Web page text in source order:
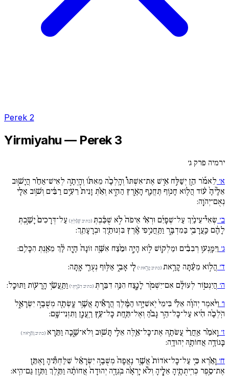
Perek 2
Yirmiyahu — Perek 3
ירמיה פרק ג׳
א׳ לֵאמֹ֡ר הֵ֣ן יְשַׁלַּ֣ח אִ֣ישׁ אֶת־אִשְׁתּוֹ֩ וְהָֽלְכָ֨ה מֵאִתּ֜וֹ וְהָֽיְתָ֣ה לְאִישׁ־אַחֵ֗ר הֲיָשׁ֚וּב
אֵלֶ֙יהָ֙ ע֔וֹד הֲל֛וֹא חָנ֥וֹף תֶּחֱנַ֖ף הָאָ֣רֶץ הַהִ֑יא וְאַ֗תְּ זָנִית֙ רֵעִ֣ים רַבִּ֔ים וְשׁ֥וֹב אֵלַ֖י
נְאֻם־יְהֹוָֽה:
ב׳ שְׂאִי֩־עֵינַ֨יִךְ עַל־שְׁפָיִ֜ם וּרְאִ֗י אֵיפֹה֙ לֹ֣א שֻׁכַּ֔בְתְּ (כתיב שֻׁגַּ֔לְתְּ) עַל־דְּרָכִים֙ יָשַׁ֣בְתְּ
לָהֶ֔ם כַּֽעֲרָבִ֖י בַּמִדְבָּ֑ר וַתַּֽחֲנִ֣יפִי אֶ֔רֶץ בִּזְנוּתַ֖יִךְ וּבְרָעָתֵֽךְ:
ג׳ וַיִּמָּֽנְע֣וּ רְבִבִ֔ים וּמַלְק֖וֹשׁ ל֣וֹא הָיָ֑ה וּמֵ֨צַח אִשָּׁ֚ה זוֹנָה֙ הָ֣יָה לָ֔ךְ מֵאַ֖נְתְּ הִכָּלֵֽם:
ד׳ הֲל֣וֹא מֵעַ֔תָּה קָרָ֥את (כתיב קָרָ֥אתי) לִ֖י אָבִ֑י אַלּ֥וּף נְעֻרַ֖י אָֽתָּה:
ה׳ הֲיִנְט֣וֹר לְעוֹלָ֔ם אִם־יִשְׁמֹ֖ר לָנֶ֑צַח הִנֵּ֥ה דִבַּ֛רְתְּ (כתיב דִבַּ֛רְתְּי) וַתַּֽעֲשִׂ֥י הָֽרָע֖וֹת וַתּוּכָֽל:
ו׳ וַיֹּ֨אמֶר יְהֹוָ֜ה אֵלַ֗י בִּימֵי֙ יֹֽאשִׁיָּ֣הוּ הַמֶּ֔לֶךְ הֲרָאִ֕יתָ אֲשֶׁ֥ר עָֽשְׂתָ֖ה מְשֻׁבָ֣ה יִשְׂרָאֵ֑ל
הֹֽלְכָ֨ה הִ֜יא עַל־כָּל־הַ֣ר גָּבֹ֗הַּ וְאֶל־תַּ֛חַת כָּל־עֵ֥ץ רַֽעֲנָ֖ן וַתִּזְנִי־שָֽׁם:
ז׳ וָֽאֹמַ֗ר אַֽחֲרֵ֨י עֲשֹׂתָ֧הּ אֶת־כָּל־אֵ֛לֶּה אֵלַ֥י תָּשׁ֖וּב וְלֹא־שָׁ֑בָה וַתֵּ֛רֶא (כתיב וַתֵּ֛רֶאה)
בָּגוֹדָ֥ה אֲחוֹתָ֖הּ יְהוּדָֽה:
ח׳ וָאֵ֗רֶא כִּ֚י עַל־כָּל־אֹדוֹת֙ אֲשֶׁ֚ר נִֽאֲפָה֙ מְשֻׁבָ֣ה יִשְׂרָאֵ֔ל שִׁלַּחְתִּ֕יהָ וָאֶתֵּ֛ן
אֶת־סֵ֥פֶר כְּרִֽיתֻתֶ֖יהָ אֵלֶ֑יהָ וְלֹ֨א יָֽרְאָ֜ה בֹּֽגֵדָ֚ה יְהוּדָה֙ אֲחוֹתָ֔הּ וַתֵּ֖לֶךְ וַתִּ֥זֶן גַּם־הִֽיא: